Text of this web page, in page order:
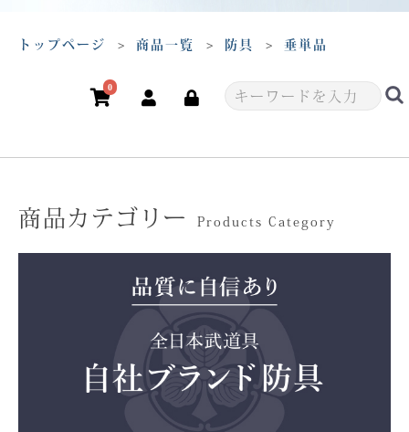
トップページ 商品一覧 防具 垂単品
0
商品カテゴリー Products Category